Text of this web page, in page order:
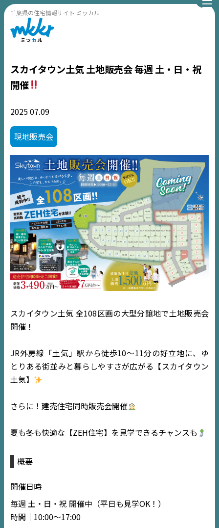
千葉県の住宅情報サイト ミッカル
EVENT
スカイタウン土気 土地販売会 毎週 土・日・祝
開催
202507.09
現地販売会
スカイタウン土気 全108区画の大型分譲地で土地販売会
開催！
JR外房線「土気」駅から徒歩10～11分の好立地に、ゆ
とりある街並みと暮らしやすさが広がる【スカイタウン
土気】
さらに！建売住宅同時販売会開催
夏も冬も快適な【ZEH住宅】を見学できるチャンスも
概要
開催日時
毎週 土・日・祝 開催中（平日も見学OK！）
時間｜10:00〜17:00